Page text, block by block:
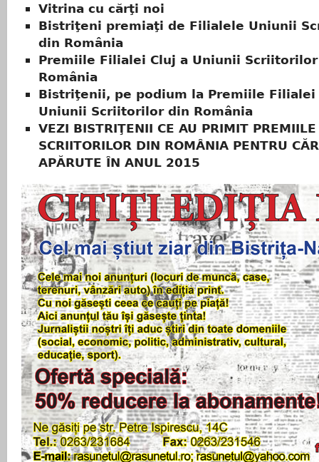
Vitrina cu cărţi noi
Bistriţeni premiaţi de Filialele Uniunii
din România
Premiile Filialei Cluj a Uniunii
România
Bistriţenii, pe podium la Premiile Filialei
Uniunii Scriitorilor din România
VEZI BISTRIŢENII CE AU PRIMIT
SCRIITORILOR DIN ROMÂNIA PENTRU
APĂRUTE ÎN ANUL 2015